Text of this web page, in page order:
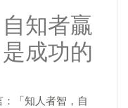
知者贏
成功的
「知人者智，自